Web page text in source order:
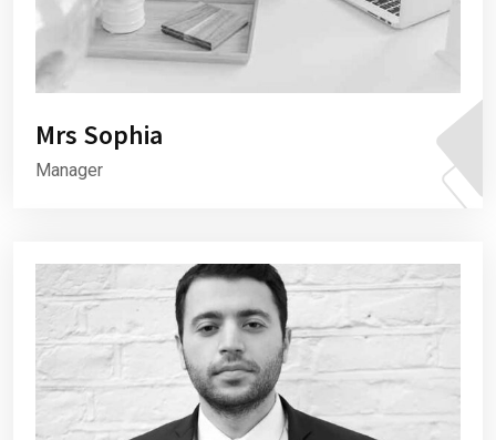
Mrs Sophia
Manager